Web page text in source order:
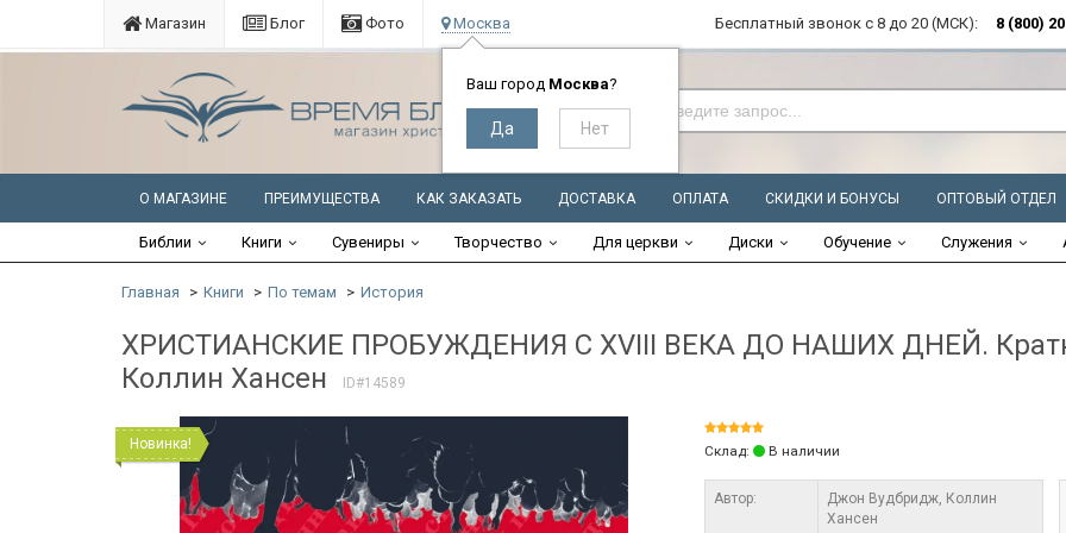
Магазин Блог Фото Москва
Ваш город Москва?
Бесплатный звонок с 8 до 20 (МСК): 8 (800)
О МАГАЗИНЕ ПРЕИМУЩЕСТВА КАК ЗАКАЗАТЬ ДОСТАВКА ОПЛАТА СКИДКИ И БОНУСЫ ОПТОВЫЙ ОТДЕЛ
Библии Книги Сувениры Творчество Для церкви Диски Обучение Служения
Главная Книги По темам История
ХРИСТИАНСКИЕ ПРОБУЖДЕНИЯ С XVIII ВЕКА ДО НАШИХ ДНЕЙ.
Коллин Хансен
ID#14589
Новинка! Склад: В наличии
Автор:
Джон Вудбридж, Коллин
Хансен